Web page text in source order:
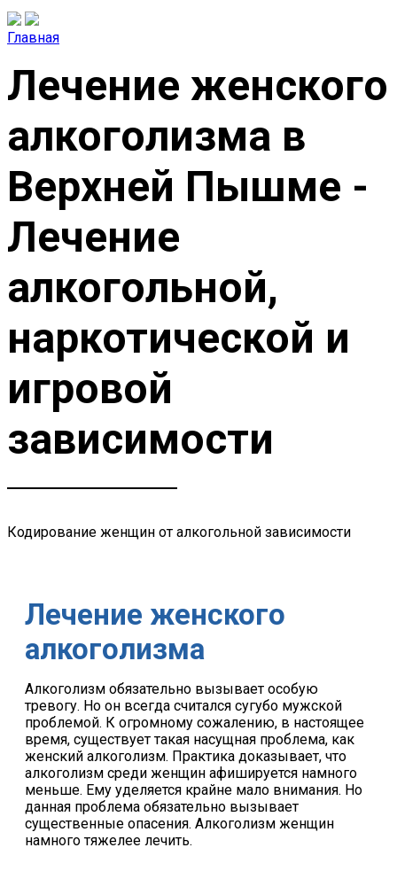
Главная
Лечение женского
алкоголизма в
Верхней Пышме -
Лечение
алкогольной,
наркотической и
игровой
зависимости
Кодирование женщин от алкогольной зависимости
Лечение женского
алкоголизма
Алкоголизм обязательно вызывает особую
тревогу. Но он всегда считался сугубо мужской
проблемой. К огромному сожалению, в настоящее
время, существует такая насущная проблема, как
женский алкоголизм. Практика доказывает, что
алкоголизм среди женщин афишируется намного
меньше. Ему уделяется крайне мало внимания. Но
данная проблема обязательно вызывает
существенные опасения. Алкоголизм женщин
намного тяжелее лечить.